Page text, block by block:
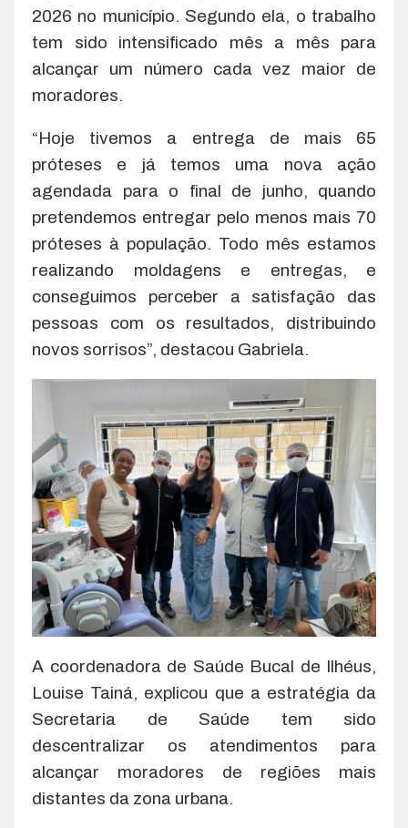
2026 no município. Segundo ela, o trabalho
tem sido intensificado mês a mês para
alcançar um número cada vez maior de
moradores.
“Hoje tivemos a entrega de mais 65
próteses e já temos uma nova ação
agendada para o final de junho, quando
pretendemos entregar pelo menos mais 70
próteses à população. Todo mês estamos
realizando moldagens e entregas, e
conseguimos perceber a satisfação das
pessoas com os resultados, distribuindo
novos sorrisos”, destacou Gabriela.
A coordenadora de Saúde Bucal de Ilhéus,
Louise Tainá, explicou que a estratégia da
Secretaria de Saúde tem sido
descentralizar os atendimentos para
alcançar moradores de regiões mais
distantes da zona urbana.